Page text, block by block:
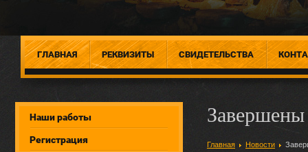
ГЛАВНАЯ РЕКВИЗИТЫ СВИДЕТЕЛЬСТВА
Наши работы
Регистрация Главная Новости